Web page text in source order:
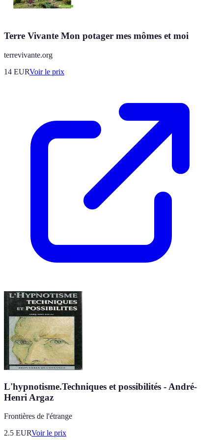
Terre Vivante Mon potager mes mômes et moi
terrevivante.org
14 EURVoir le prix
L'hypnotisme.Techniques et possibilités - André-
Henri Argaz
Frontières de l'étrange
2.5 EURVoir le prix